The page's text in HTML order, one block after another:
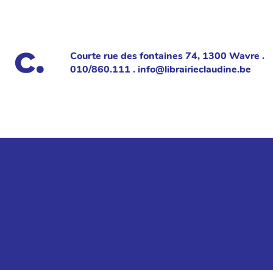
Courte rue des fontaines 74, 1300 Wavre .
010/860.111 . info@librairieclaudine.be